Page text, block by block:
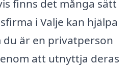
finns det många sätt
i Valje kan hjälpa
är en privatperson
att utnyttja deras